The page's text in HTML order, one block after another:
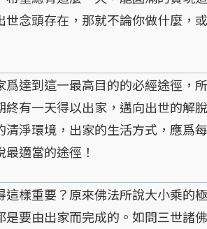
念頭存在，那就不論你做什麼，
達到這一最高目的的必經途徑，
有一天得以出家，邁向出世的解
淨環境，出家的生活方式，應爲
適當的途徑！
樣重要？原來佛法所說大小乘的
要由出家而完成的。如問三世諸